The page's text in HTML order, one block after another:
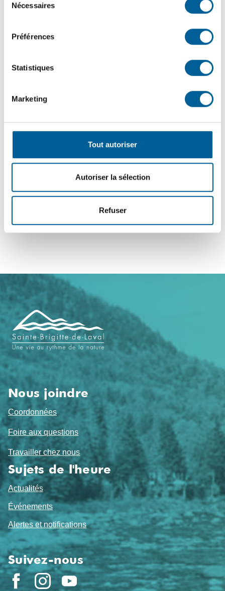
Nécessaires
Préférences
Statistiques
Marketing
Tout autoriser
Autoriser la sélection
Refuser
Programmes d’aide à la mise aux normes de mon
Vidange de fosses régulières, supplémentaires ouen
Calendrier 2026 des vidanges et préparatifs obligatoires
Navigation
de
pied
de
page
Nous joindre
Coordonnées
Foire aux questions
Travailler chez nous
Sujets de l'heure
Actualités
Événements
Alertes et notifications
Suivez-nous